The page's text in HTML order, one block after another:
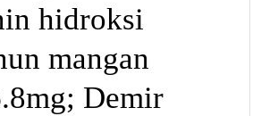
hidroksi
mangan
Demir